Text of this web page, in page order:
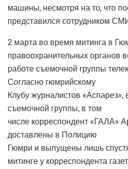
машины, несмотря на то, что
представился сотрудником
2 марта во время митинга в
правоохранительных органов
работе съемочной группы
Согласно гюмрийскому
Клубу журналистов «Аспарез»,
съемочной группы, в том
числе корреспондент «ГАЛА»
доставлены в Полицию
Гюмри и выпущены лишь
митинге у корреспондента